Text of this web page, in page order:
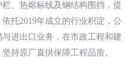
、热熔标线及钢结构围挡，提
托2019年成立的行业积淀，公
进出口业务，在市政工程和建
持原厂直供保障工程品质。